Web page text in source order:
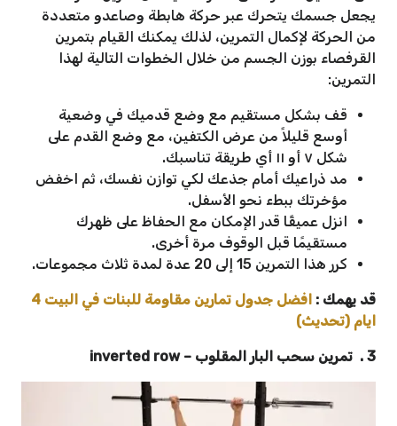
يجعل جسمك يتحرك عبر حركة هابطة وصاعدو متعددة
من الحركة لإكمال التمرين، لذلك يمكنك القيام بتمرين
القرفصاء بوزن الجسم من خلال الخطوات التالية لهذا
التمرين:
قف بشكل مستقيم مع وضع قدميك في وضعية
أوسع قليلاً من عرض الكتفين، مع وضع القدم على
شكل ٧ أو ١١ أي طريقة تناسبك.
مد ذراعيك أمام جذعك لكي توازن نفسك، ثم اخفض
مؤخرتك ببطء نحو الأسفل.
انزل عميقًا قدر الإمكان مع الحفاظ على ظهرك
مستقيمًا قبل الوقوف مرة أخرى.
كرر هذا التمرين 15 إلى 20 عدة لمدة ثلاث مجموعات.
قد يهمك :
افضل جدول تمارين مقاومة للبنات في البيت 4
ايام (تحديث)
3 . تمرين سحب البار المقلوب – inverted row